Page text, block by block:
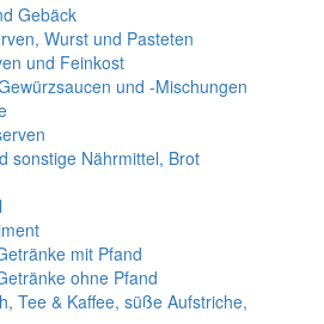
Gebäck
Wurst und Pasteten
und Feinkost
und -Mischungen
sonstige Nährmittel, Brot
mit Pfand
ohne Pfand
Tee & Kaffee, süße Aufstriche,